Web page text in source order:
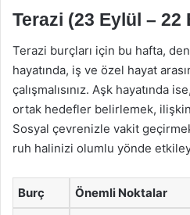
Terazi (23 Eylül – 22
Terazi burçları için bu hafta,
hayatında, iş ve özel hayat
çalışmalısınız. Aşk hayatında
ortak hedefler belirlemek,
Sosyal çevrenizle vakit
ruh halinizi olumlu yönde
Burç Önemli Noktalar